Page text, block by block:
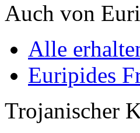
Auch von
Alle
Euripides
Trojanischer